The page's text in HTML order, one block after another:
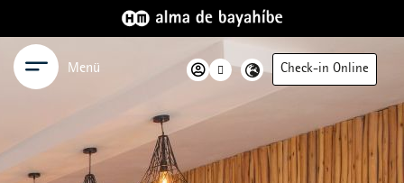
Menü Check-in Online